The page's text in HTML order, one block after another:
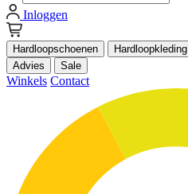
Inloggen
Hardloopschoenen Hardloopkleding
Advies
Sale
Winkels Contact